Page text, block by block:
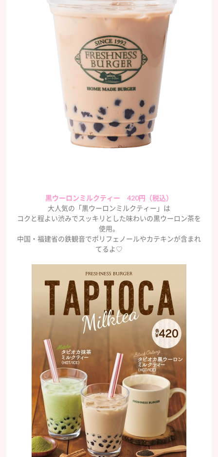
黒ウーロンミルクティー 420円（税込）
大人気の「黒ウーロンミルクティー」は
コクと程よい渋みでスッキリとした味わいの黒ウーロン茶を
使用。
中国・福建省の鉄観音でポリフェノールやカテキンが含まれ
てるよ♡